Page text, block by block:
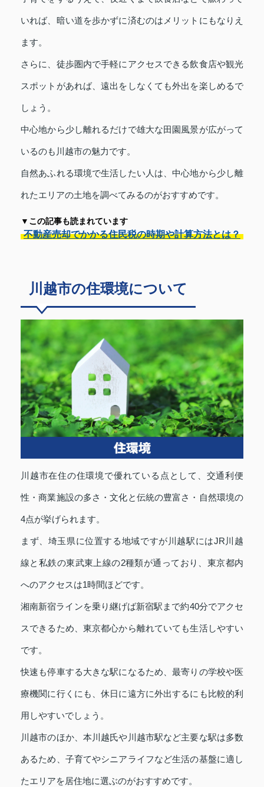
いれば、暗い道を歩かずに済むのはメリットにもなりえ
ます。
さらに、徒歩圏内で手軽にアクセスできる飲食店や観光
スポットがあれば、遠出をしなくても外出を楽しめるで
しょう。
中心地から少し離れるだけで雄大な田園風景が広がって
いるのも川越市の魅力です。
自然あふれる環境で生活したい人は、中心地から少し離
れたエリアの土地を調べてみるのがおすすめです。
▼この記事も読まれています
不動産売却でかかる住民税の時期や計算方法とは？
川越市の住環境について
川越市在住の住環境で優れている点として、交通利便
性・商業施設の多さ・文化と伝統の豊富さ・自然環境の
4点が挙げられます。
まず、埼玉県に位置する地域ですが川越駅にはJR川越
線と私鉄の東武東上線の2種類が通っており、東京都内
へのアクセスは1時間ほどです。
湘南新宿ラインを乗り継げば新宿駅まで約40分でアクセ
スできるため、東京都心から離れていても生活しやすい
です。
快速も停車する大きな駅になるため、最寄りの学校や医
療機関に行くにも、休日に遠方に外出するにも比較的利
用しやすいでしょう。
川越市のほか、本川越氏や川越市駅など主要な駅は多数
あるため、子育てやシニアライフなど生活の基盤に適し
たエリアを居住地に選ぶのがおすすめです。